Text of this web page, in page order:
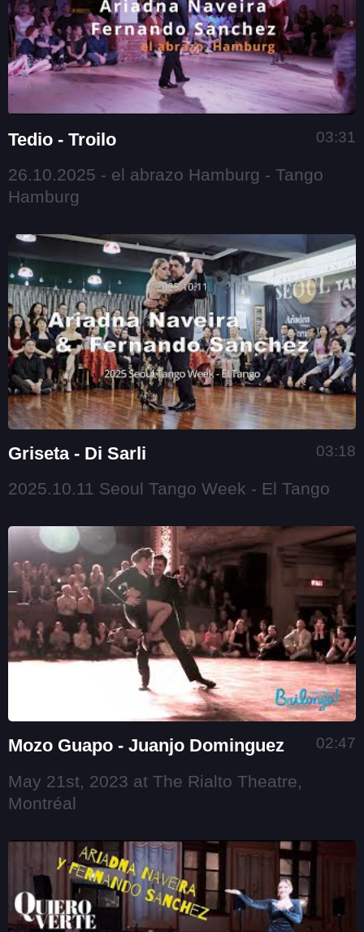
Tedio - Troilo 03:31
26.10.2025 - el abrazo Hamburg - Tango
Hamburg
Griseta - Di Sarli 03:18
2025.10.11 Seoul Tango Week - El Tango
Mozo Guapo - Juanjo Dominguez 02:47
May 21st, 2023 at The Rialto Theatre,
Montréal